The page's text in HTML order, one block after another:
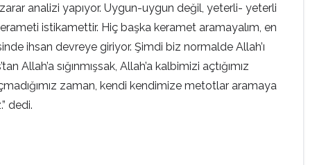
analizi yapıyor. Uygun-uygun değil, yeterli- yeterli
istikamettir. Hiç başka keramet aramayalım, en
ihsan devreye giriyor. Şimdi biz normalde Allah’ı
sığınmışsak, Allah’a kalbimizi açtığımız
zaman, kendi kendimize metotlar aramaya
dedi.